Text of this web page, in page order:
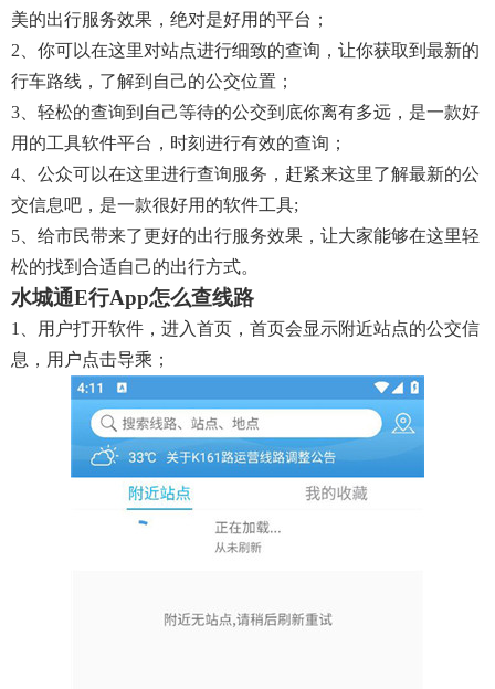
美的出行服务效果，绝对是好用的平台；
2、你可以在这里对站点进行细致的查询，让你获取到最新的
行车路线，了解到自己的公交位置；
3、轻松的查询到自己等待的公交到底你离有多远，是一款好
用的工具软件平台，时刻进行有效的查询；
4、公众可以在这里进行查询服务，赶紧来这里了解最新的公
交信息吧，是一款很好用的软件工具;
5、给市民带来了更好的出行服务效果，让大家能够在这里轻
松的找到合适自己的出行方式。
水城通e行app怎么查线路
1、用户打开软件，进入首页，首页会显示附近站点的公交信
息，用户点击导乘；